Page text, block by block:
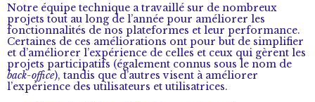
Notre équipe technique a travaillé sur de nombreux
projets tout au long de l’année pour améliorer les
fonctionnalités de nos plateformes et leur performance.
Certaines de ces améliorations ont pour but de simplifier
et d’améliorer l’expérience de celles et ceux qui gèrent les
projets participatifs (également connus sous le nom de
back-office), tandis que d’autres visent à améliorer
l’expérience des utilisateurs et utilisatrices.